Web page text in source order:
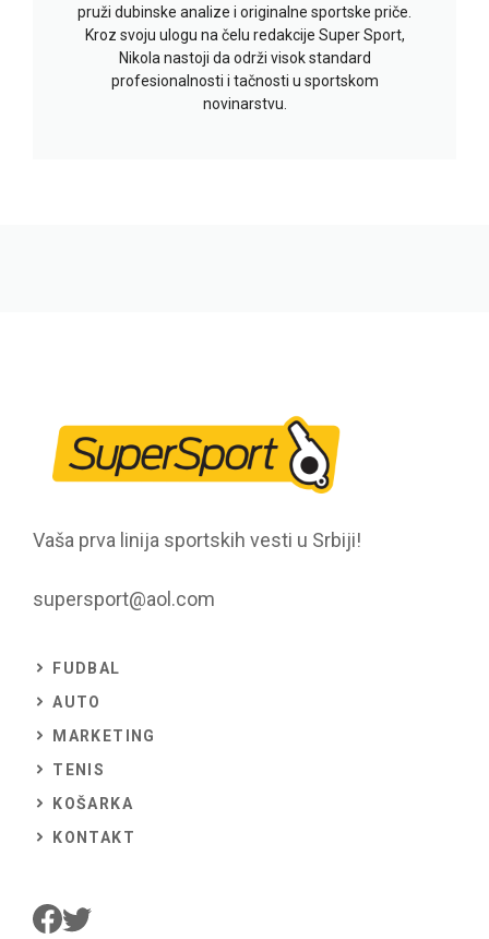
pruži dubinske analize i originalne sportske priče.
Kroz svoju ulogu na čelu redakcije Super Sport,
Nikola nastoji da održi visok standard
profesionalnosti i tačnosti u sportskom
novinarstvu.
Vaša prva linija sportskih vesti u Srbiji!
supersport@aol.com
FUDBAL
AUTO
MARKETING
TENIS
KOŠARKA
KONTAKT